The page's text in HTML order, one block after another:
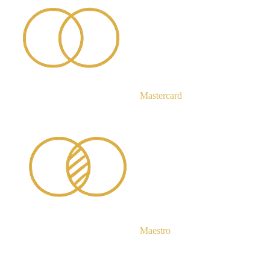
Mastercard
Maestro